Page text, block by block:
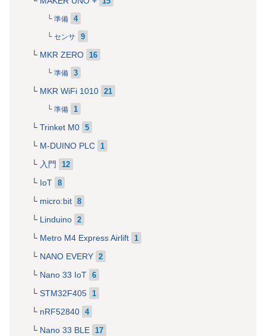
準備 4
センサ 9
MKR ZERO 16
準備 3
MKR WiFi 1010 21
準備 1
Trinket M0 5
M-DUINO PLC 1
入門 12
IoT 8
micro:bit 8
Linduino 2
Metro M4 Express Airlift 1
NANO EVERY 2
Nano 33 IoT 6
STM32F405 1
nRF52840 4
Nano 33 BLE 17